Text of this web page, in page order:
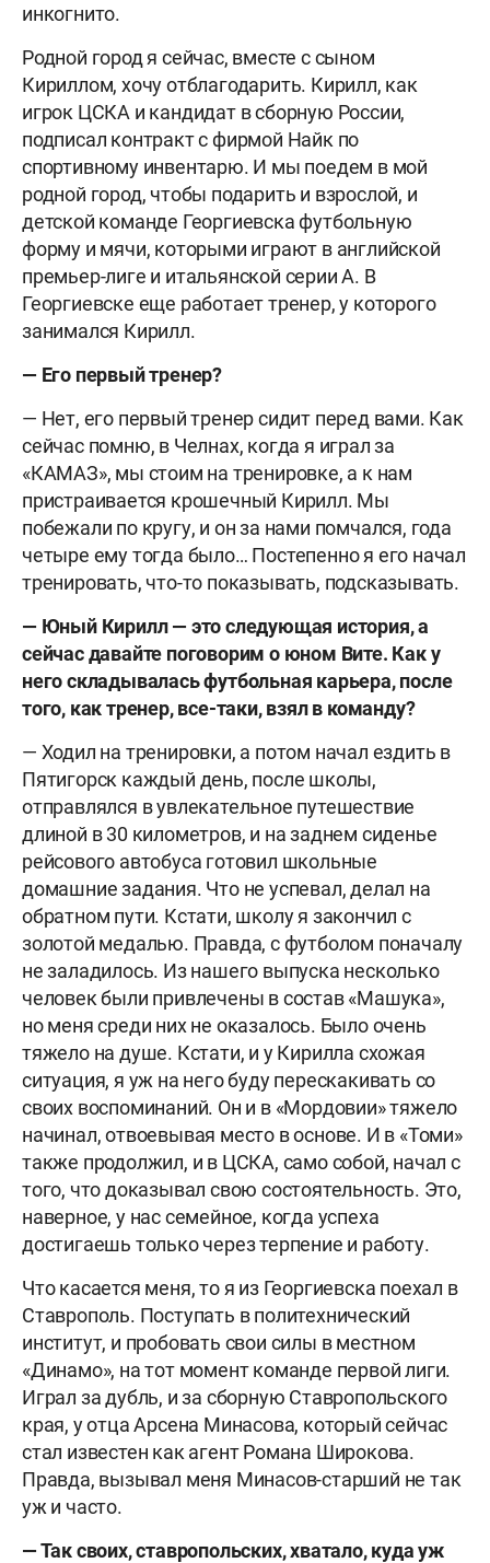
инкогнито.
Родной город я сейчас, вместе с сыном
Кириллом, хочу отблагодарить. Кирилл, как
игрок ЦСКА и кандидат в сборную России,
подписал контракт с фирмой Найк по
спортивному инвентарю. И мы поедем в мой
родной город, чтобы подарить и взрослой, и
детской команде Георгиевска футбольную
форму и мячи, которыми играют в английской
премьер-лиге и итальянской серии А. В
Георгиевске еще работает тренер, у которого
занимался Кирилл.
— Его первый тренер?
— Нет, его первый тренер сидит перед вами. Как
сейчас помню, в Челнах, когда я играл за
«КАМАЗ», мы стоим на тренировке, а к нам
пристраивается крошечный Кирилл. Мы
побежали по кругу, и он за нами помчался, года
четыре ему тогда было… Постепенно я его начал
тренировать, что-то показывать, подсказывать.
— Юный Кирилл — это следующая история, а
сейчас давайте поговорим о юном Вите. Как у
него складывалась футбольная карьера, после
того, как тренер, все-таки, взял в команду?
— Ходил на тренировки, а потом начал ездить в
Пятигорск каждый день, после школы,
отправлялся в увлекательное путешествие
длиной в 30 километров, и на заднем сиденье
рейсового автобуса готовил школьные
домашние задания. Что не успевал, делал на
обратном пути. Кстати, школу я закончил с
золотой медалью. Правда, с футболом поначалу
не заладилось. Из нашего выпуска несколько
человек были привлечены в состав «Машука»,
но меня среди них не оказалось. Было очень
тяжело на душе. Кстати, и у Кирилла схожая
ситуация, я уж на него буду перескакивать со
своих воспоминаний. Он и в «Мордовии» тяжело
начинал, отвоевывая место в основе. И в «Томи»
также продолжил, и в ЦСКА, само собой, начал с
того, что доказывал свою состоятельность. Это,
наверное, у нас семейное, когда успеха
достигаешь только через терпение и работу.
Что касается меня, то я из Георгиевска поехал в
Ставрополь. Поступать в политехнический
институт, и пробовать свои силы в местном
«Динамо», на тот момент команде первой лиги.
Играл за дубль, и за сборную Ставропольского
края, у отца Арсена Минасова, который сейчас
стал известен как агент Романа Широкова.
Правда, вызывал меня Минасов-старший не так
уж и часто.
— Так своих, ставропольских, хватало, куда уж